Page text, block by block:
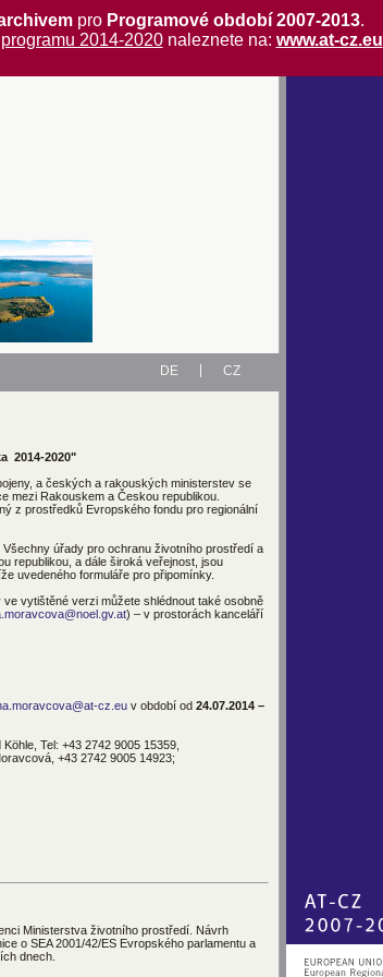
pro Programové období 2007-2013.
programu 2014-2020naleznete na: www.at-cz.eu
DE CZ
2014-2020"
a českých a rakouských ministerstev se
mezi Rakouskem a Českou republikou.
z prostředků Evropského fondu pro regionální
úřady pro ochranu životního prostředí a
republikou, a dále široká veřejnost, jsou
uvedeného formuláře pro připomínky.
vytištěné verzi můžete shlédnout také osobně
) – v prostorách kanceláří
cz.eu v období od 24.07.2014 –
Tel: +43 2742 9005 15359,
+43 2742 9005 14923;
Ministerstva životního prostředí. Návrh
o SEA 2001/42/ES Evropského parlamentu a
dnech.